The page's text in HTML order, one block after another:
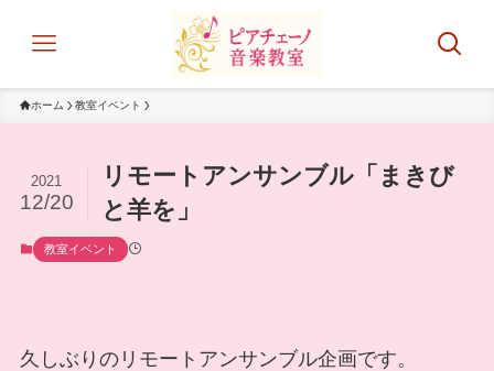
ホーム 教室イベント
リモートアンサンブル「まきび
と羊を」
2021
12/20
教室イベント
久しぶりのリモートアンサンブル企画です。